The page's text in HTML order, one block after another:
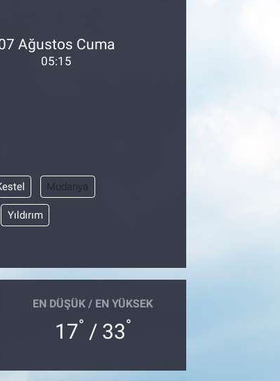
Ağustos Cuma
05:15
Mudanya
Yıldırım
EN DÜŞÜK / EN YÜKSEK
17° / 33°